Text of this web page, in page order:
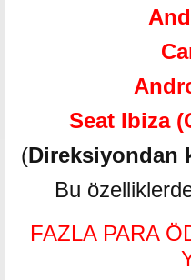
Seat Ibiza
(Direksiyondan
Bu
FAZLA PARA